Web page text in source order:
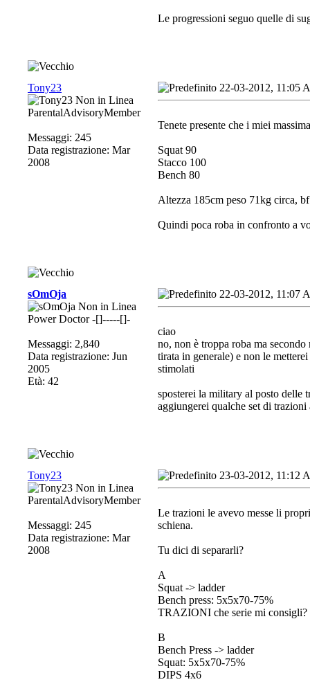
Le progressioni seguo quelle di
Tony23
ParentalAdvisoryMember
Messaggi: 245
Data registrazione: Mar
2008
22-03-2012, 11:05
Tenete presente che i miei
Squat 90
Stacco 100
Bench 80
Altezza 185cm peso 71kg circa,
Quindi poca roba in confronto a
sOmOja
Power Doctor -[]-----[]-
Messaggi: 2,840
Data registrazione: Jun
2005
Età: 42
22-03-2012, 11:07
ciao
no, non è troppa roba ma
tirata in generale) e non le
stimolati
sposterei la military al posto delle
aggiungerei qualche set di
Tony23
ParentalAdvisoryMember
Messaggi: 245
Data registrazione: Mar
2008
23-03-2012, 11:12
Le trazioni le avevo messe li
schiena.
Tu dici di separarli?
A
Squat -> ladder
Bench press: 5x5x70-75%
TRAZIONI che serie mi consigli?
B
Bench Press -> ladder
Squat: 5x5x70-75%
DIPS 4x6